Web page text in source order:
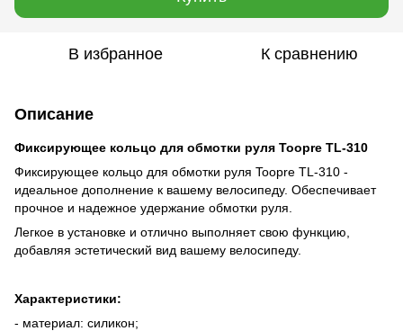
В избранное К сравнению
Описание
Фиксирующее кольцо для обмотки руля Toopre TL-310
Фиксирующее кольцо для обмотки руля Toopre TL-310 -
идеальное дополнение к вашему велосипеду. Обеспечивает
прочное и надежное удержание обмотки руля.
Легкое в установке и отлично выполняет свою функцию,
добавляя эстетический вид вашему велосипеду.
Характеристики:
- материал: силикон;